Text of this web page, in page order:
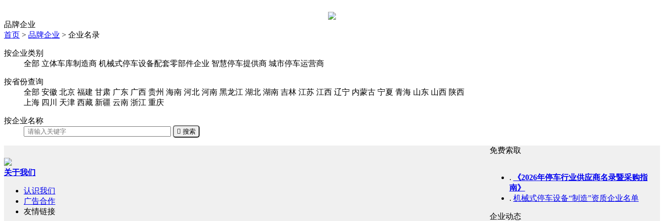
品牌企业
首页 > 品牌企业 > 企业名录
按企业类别
全部 立体车库制造商 机械式停车设备配套零部件企业 智慧停车提供商 城市停车运营商
按省份查询
全部 安徽 北京 福建 甘肃 广东 广西 贵州 海南 河北 河南 黑龙江 湖北 湖南 吉林 江苏 江西 辽宁 内蒙古 宁夏 青海 山东 山西 陕西
上海 四川 天津 西藏 新疆 云南 浙江 重庆
按企业名称
 搜索
免费索取
.
《2026年停车行业供应商名录暨采购指
南》
. 机械式停车设备“制造”资质企业名单
企业动态
关于我们
认识我们
广告合作
友情链接